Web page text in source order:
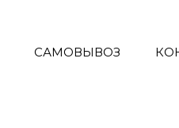
САМОВЫВОЗ